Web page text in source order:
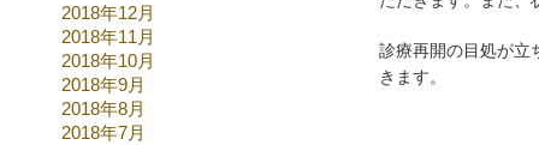
2018年12月
2018年11月
2018年10月
2018年9月
2018年8月
2018年7月
診療再開の目処が立
きます。